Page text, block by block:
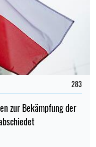
283
zur Bekämpfung der